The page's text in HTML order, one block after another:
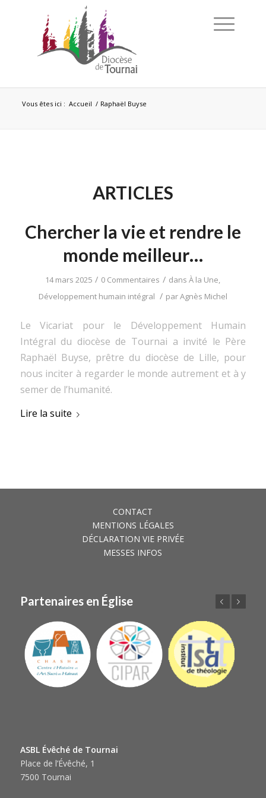
Vous êtes ici : Accueil / Raphaël Buyse
ARTICLES
Chercher la vie et rendre le
monde meilleur…
14 mars 2025 / 0 Commentaires / dansÀ la Une,
Développement humain intégral / parAgnès Michel
Le Vicariat pour le Développement Humain
Intégral du diocèse de Tournai a invité le Père
Raphaël Buyse, prêtre du diocèse de Lille, pour
nous inciter à regarder le monde autrement et à y
semer de l’humanité.
Lire la suite
CONTACT
MENTIONS LÉGALES
DÉCLARATION VIE PRIVÉE
MESSES INFOS
Partenaires en Église
ASBL Évêché de Tournai
Place de l’Évêché, 1
7500 Tournai